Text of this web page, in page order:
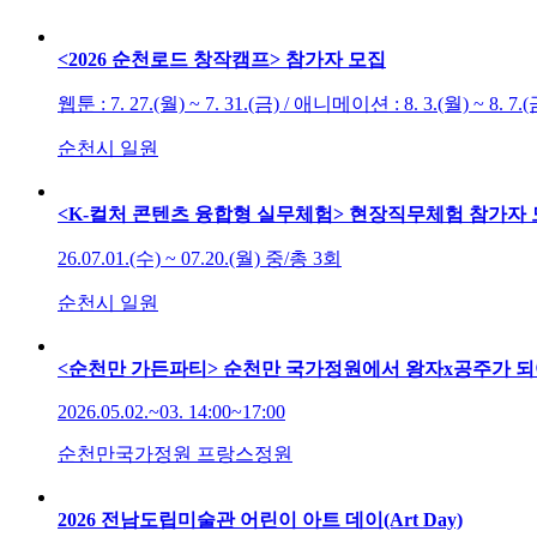
<2026 순천로드 창작캠프> 참가자 모집
웹툰 : 7. 27.(월) ~ 7. 31.(금) / 애니메이션 : 8. 3.(월) ~ 8. 7.(
순천시 일원
<K-컬처 콘텐츠 융합형 실무체험> 현장직무체험 참가자
26.07.01.(수) ~ 07.20.(월) 중/총 3회
순천시 일원
<순천만 가든파티> 순천만 국가정원에서 왕자x공주가
2026.05.02.~03. 14:00~17:00
순천만국가정원 프랑스정원
2026 전남도립미술관 어린이 아트 데이(Art Day)